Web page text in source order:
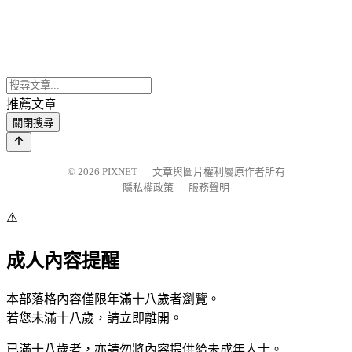
推薦文章
關閉搜尋
© 2026 PIXNET
文章與圖片權利屬原作者所有
隱私權政策
服務聲明
⚠️
成人內容提醒
本部落格內容僅限年滿十八歲者瀏覽。
若您未滿十八歲，請立即離開。